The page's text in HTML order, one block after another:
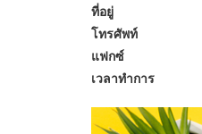
ที่อยู่
โทรศัพท์
แฟกซ์
เวลาทำการ